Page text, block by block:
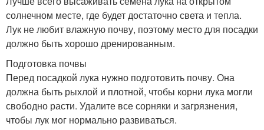
солнечном месте, где будет достаточно света и тепла.
Лук не любит влажную почву, поэтому место для посадки
должно быть хорошо дренированным.
Подготовка почвы
Перед посадкой лука нужно подготовить почву. Она
должна быть рыхлой и плотной, чтобы корни лука могли
свободно расти. Удалите все сорняки и загрязнения,
чтобы лук мог нормально развиваться.